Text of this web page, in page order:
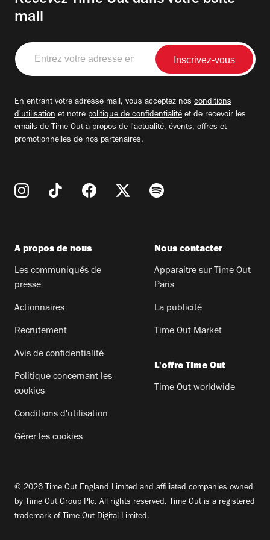
mail
Entrez
votre
adresse
En entrant votre adresse mail, vous acceptez nos conditions
d'utilisation et notre politique de confidentialité et de recevoir les
emails de Time Out à propos de l'actualité, évents, offres et
promotionnelles de nos partenaires.
A propos de nous
Les communiqués de
presse
Actionnaires
Recrutement
Avis de confidentialité
Politique concernant les
cookies
Conditions d'utilisation
Gérer les cookies
Nous contacter
Apparaitre sur Time Out
Paris
La publicité
Time Out Market
L'offre Time Out
Time Out worldwide
© 2026 Time Out England Limited and affiliated companies owned
by Time Out Group Plc. All rights reserved. Time Out is a registered
trademark of Time Out Digital Limited.